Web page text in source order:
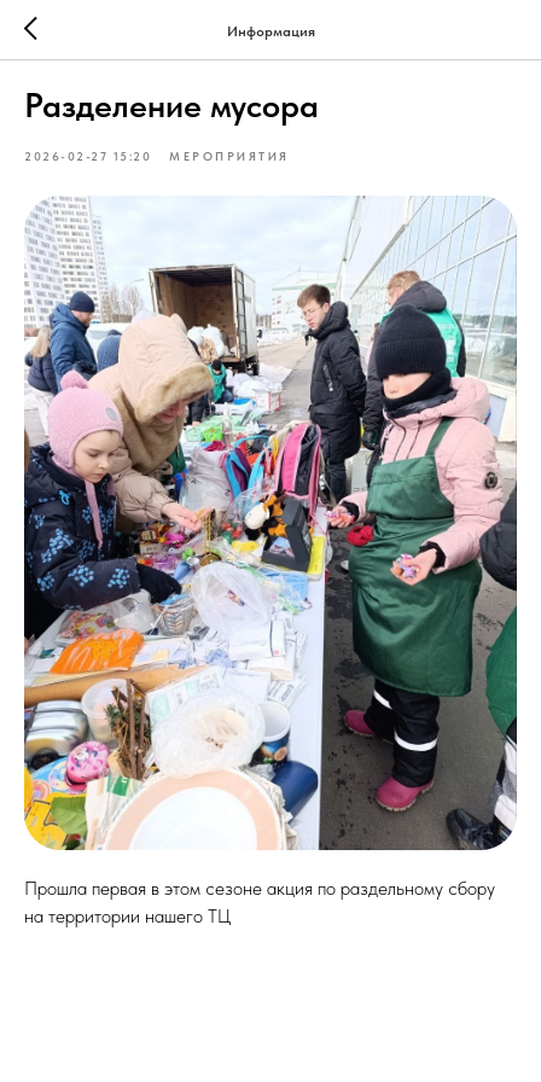
Информация
Разделение мусора
2026-02-27 15:20 МЕРОПРИЯТИЯ
Прошла первая в этом сезоне акция по раздельному сбору
на территории нашего ТЦ